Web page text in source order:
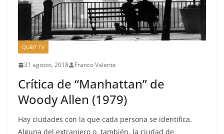
QUBIT TV
31 agosto, 2018 Franco Valente
Crítica de “Manhattan” de
Woody Allen (1979)
Hay ciudades con la que cada persona se identifica.
Alguna del extranjero o, también, la ciudad de